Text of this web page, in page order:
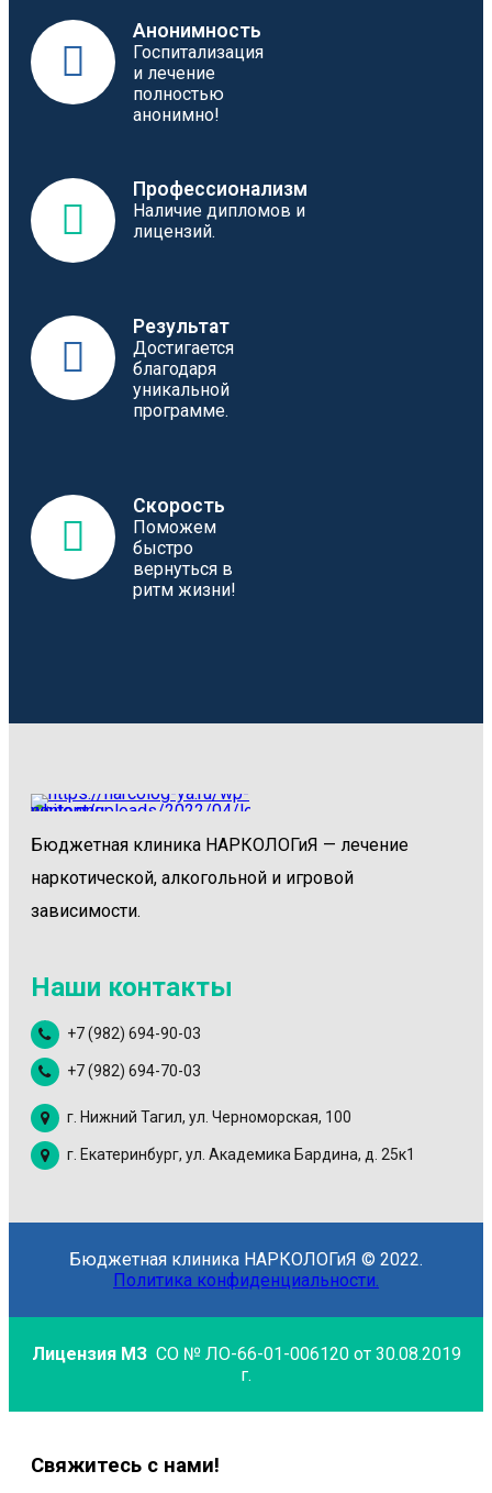
Анонимность
Госпитализация
и лечение
полностью
анонимно!
Профессионализм
Наличие дипломов и
лицензий.
Результат
Достигается
благодаря
уникальной
программе.
Скорость
Поможем
быстро
вернуться в
ритм жизни!
Бюджетная клиника НАРКОЛОГиЯ — лечение
наркотической, алкогольной и игровой
зависимости.
Наши контакты
+7 (982) 694-90-03
+7 (982) 694-70-03
г. Нижний Тагил, ул. Черноморская, 100
г. Екатеринбург, ул. Академика Бардина, д. 25к1
Бюджетная клиника НАРКОЛОГиЯ © 2022.
Политика конфиденциальности.
Лицензия МЗСО № ЛО-66-01-006120 от 30.08.2019
г.
Свяжитесь с нами!